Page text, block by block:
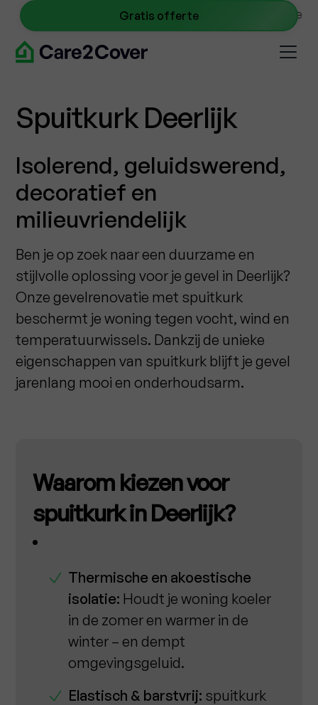
info@care2cover.be
0467 09 40 45
Gratis offerte
Spuitkurk Deerlijk
Isolerend, geluidswerend,
decoratief en
milieuvriendelijk
Ben je op zoek naar een duurzame en
stijlvolle oplossing voor je gevel in Deerlijk?
Onze gevelrenovatie met spuitkurk
beschermt je woning tegen vocht, wind en
temperatuurwissels. Dankzij de unieke
eigenschappen van spuitkurk blijft je gevel
jarenlang mooi en onderhoudsarm.
Waarom kiezen voor
spuitkurk in Deerlijk?
Thermische en akoestische
isolatie: Houdt je woning koeler
in de zomer en warmer in de
winter – en dempt
omgevingsgeluid.
Elastisch & barstvrij: spuitkurk